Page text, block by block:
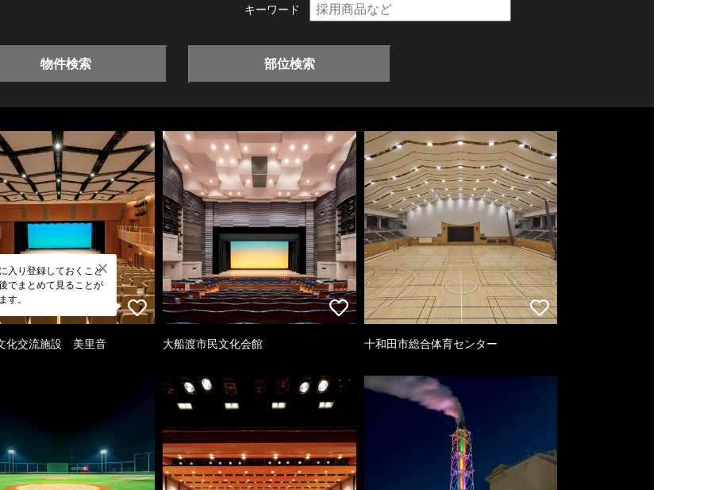
キーワード
物件検索 部位検索
入り登録しておくこと
でまとめて見ることが
す。
化交流施設 美里音 大船渡市民文化会館 十和田市総合体育センター